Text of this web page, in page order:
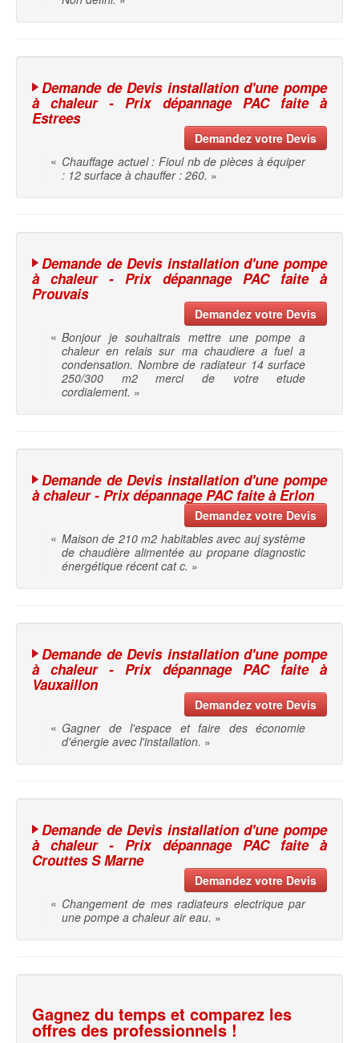
Demande de Devis installation d'une pompe
à chaleur - Prix dépannage PAC faite à
Estrees
Demandez votre Devis
« Chauffage actuel : Fioul nb de pièces à équiper
: 12 surface à chauffer : 260. »
Demande de Devis installation d'une pompe
à chaleur - Prix dépannage PAC faite à
Prouvais
Demandez votre Devis
« Bonjour je souhaitrais mettre une pompe a
chaleur en relais sur ma chaudiere a fuel a
condensation. Nombre de radiateur 14 surface
250/300 m2 merci de votre etude
cordialement. »
Demande de Devis installation d'une pompe
à chaleur - Prix dépannage PAC faite à Erlon
Demandez votre Devis
« Maison de 210 m2 habitables avec auj système
de chaudière alimentée au propane diagnostic
énergétique récent cat c. »
Demande de Devis installation d'une pompe
à chaleur - Prix dépannage PAC faite à
Vauxaillon
Demandez votre Devis
« Gagner de l'espace et faire des économie
d'énergie avec l'installation. »
Demande de Devis installation d'une pompe
à chaleur - Prix dépannage PAC faite à
Crouttes S Marne
Demandez votre Devis
« Changement de mes radiateurs electrique par
une pompe a chaleur air eau. »
Gagnez du temps et comparez les
offres des professionnels !